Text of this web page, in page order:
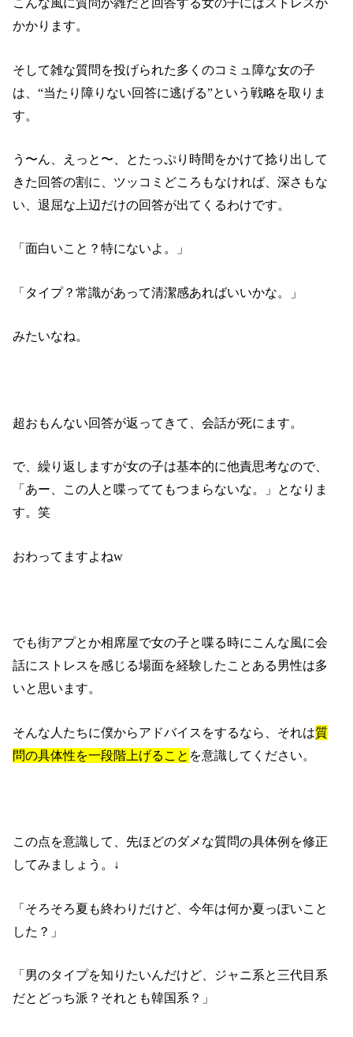
かかります。
そして雑な質問を投げられた多くのコミュ障な女の子
は、“当たり障りない回答に逃げる”という戦略を取りま
す。
う〜ん、えっと〜、とたっぷり時間をかけて捻り出して
きた回答の割に、ツッコミどころもなければ、深さもな
い、退屈な上辺だけの回答が出てくるわけです。
「面白いこと？特にないよ。」
「タイプ？常識があって清潔感あればいいかな。」
みたいなね。
超おもんない回答が返ってきて、会話が死にます。
で、繰り返しますが女の子は基本的に他責思考なので、
「あー、この人と喋っててもつまらないな。」となりま
す。笑
おわってますよねw
でも街アプとか相席屋で女の子と喋る時にこんな風に会
話にストレスを感じる場面を経験したことある男性は多
いと思います。
そんな人たちに僕からアドバイスをするなら、それは質
問の具体性を一段階上げること を意識してください。
この点を意識して、先ほどのダメな質問の具体例を修正
してみましょう。↓
「そろそろ夏も終わりだけど、今年は何か夏っぽいこと
した？」
「男のタイプを知りたいんだけど、ジャニ系と三代目系
だとどっち派？それとも韓国系？」